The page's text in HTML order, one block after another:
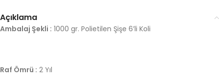
Açıklama
Ambalaj Şekli : 1000 gr. Polietilen Şişe 6’li Koli
Raf Ömrü : 2 Yıl